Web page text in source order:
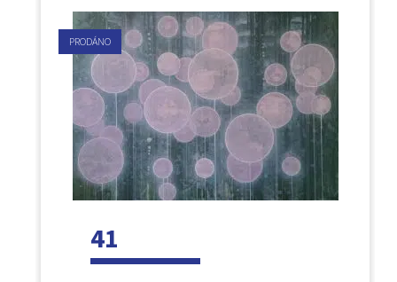
PRODÁNO
41